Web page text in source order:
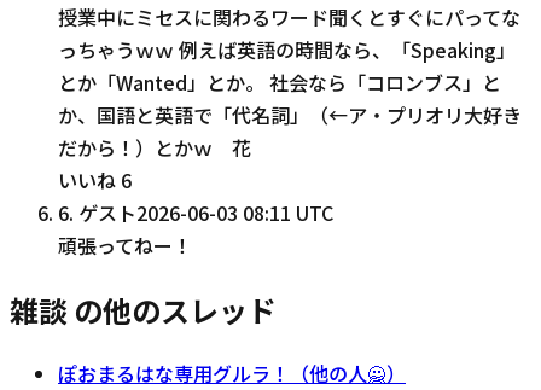
授業中にミセスに関わるワード聞くとすぐにパってな
っちゃうｗｗ 例えば英語の時間なら、「Speaking」
とか「Wanted」とか。 社会なら「コロンブス」と
か、国語と英語で「代名詞」（←ア・プリオリ大好き
だから！）とかｗ 花
いいね 6
6. ゲスト2026-06-03 08:11 UTC
頑張ってねー！
雑談 の他のスレッド
ぽおまるはな専用グルラ！（他の人🙅）